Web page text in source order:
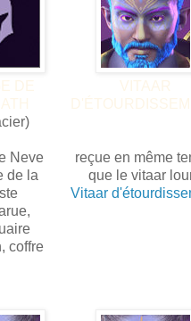
DE
Neve
de la
coffre
VITAAR
reçue en même
que le vitaar
Vitaar